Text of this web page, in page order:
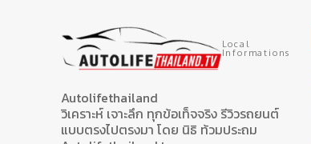
Local
Informations
Autolifethailand
วิเคราะห์ เจาะลึก ทุกข้อเท็จจริง รีวิวรถยนต์
แบบตรงไปตรงมา โดย นิธิ ท้วมประถม